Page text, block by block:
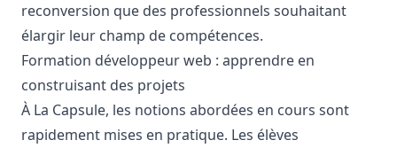
reconversion que des professionnels souhaitant
élargir leur champ de compétences.
Formation développeur web : apprendre en
construisant des projets
À La Capsule, les notions abordées en cours sont
rapidement mises en pratique. Les élèves